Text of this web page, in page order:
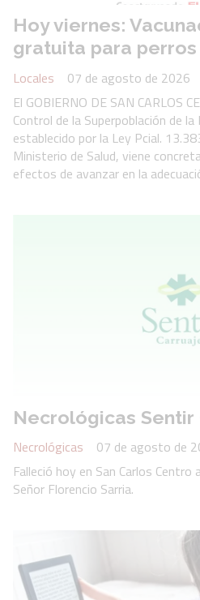
Hoy viernes:
gratuita para
Locales
07 de agosto de 2026
El GOBIERNO DE SAN CARLOS
Control de la Superpoblación de la
establecido por la Ley Pcial.
Ministerio de Salud, viene
efectos de avanzar en la
Necrológicas Sentir
Necrológicas
07 de agosto de
Falleció hoy en San Carlos Centro
Señor Florencio Sarria.